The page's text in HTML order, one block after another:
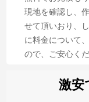
現地を確認し、
せて頂いおり、
に料金について
ので、ご安心くだ
激安